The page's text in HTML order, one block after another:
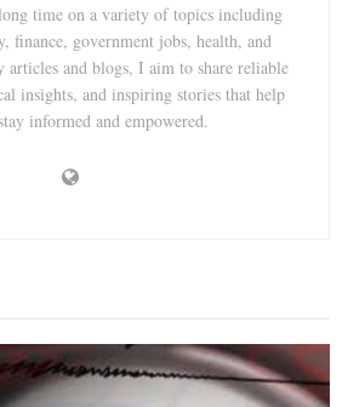
time on a variety of topics including
finance, government jobs, health, and
and blogs, I aim to share reliable
insights, and inspiring stories that help
informed and empowered.